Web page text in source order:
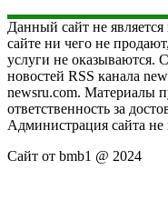
Данный сайт не
сайте ни чего не
услуги не оказываются.
новостей RSS канала
newsru.com. Материалы
ответственность за
Администрация сайта не
Сайт от bmb1 @ 2024